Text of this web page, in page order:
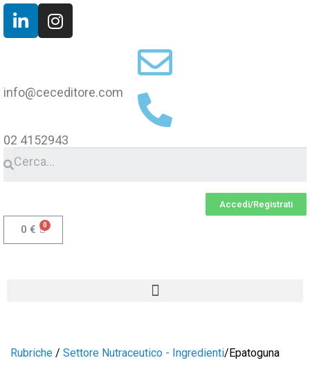
info@ceceditore.com
02 4152943
Accedi/Registrati
0 €
Rubriche / Settore Nutraceutico - Ingredienti/Epatoguna